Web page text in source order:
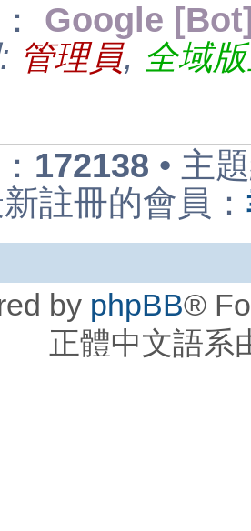
Google
管理員, 全域
172138 • 主
註冊的會員：
by phpBB®
正體中文語系